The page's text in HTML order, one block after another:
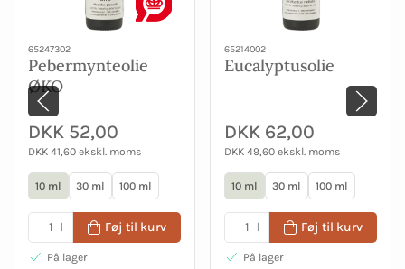
65247302
Pebermynteolie
ØKO
DKK 52,00
DKK 41,60 ekskl. moms
10 ml 30 ml 100 ml
Føj til kurv
På lager
65214002
Eucalyptusolie
DKK 62,00
DKK 49,60 ekskl. moms
10 ml 30 ml 100 ml
Føj til kurv
På lager